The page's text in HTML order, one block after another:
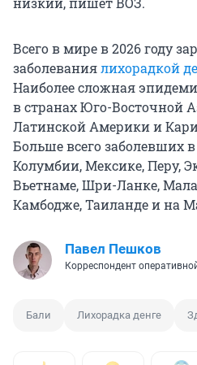
Всего в мире в 2026 году
заболеваниялихорадкой
Наиболее сложная
в странах Юго-Восточной
Латинской Америки и
Больше всего заболевших
Колумбии, Мексике, Перу,
Вьетнаме, Шри-Ланке,
Камбодже, Таиланде и на
Павел Пешков
Корреспондент
Бали Лихорадка денге